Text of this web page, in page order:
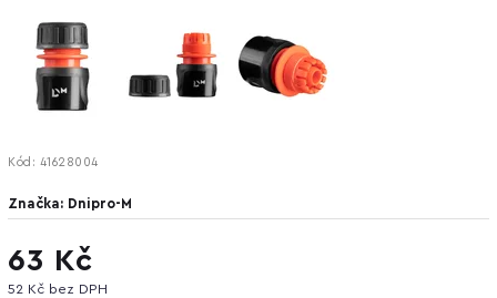
Kód: 41628004
Značka: Dnipro-M
63 Kč
52 Kč bez DPH